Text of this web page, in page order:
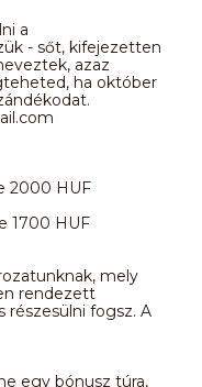
a
- sőt, kifejezetten
azaz
ha október
2000 HUF
1700 HUF
mely
rendezett
részesülni fogsz. A
egy bónusz túra,